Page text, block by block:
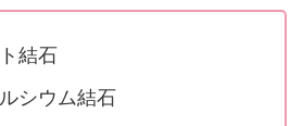
結石
シウム結石